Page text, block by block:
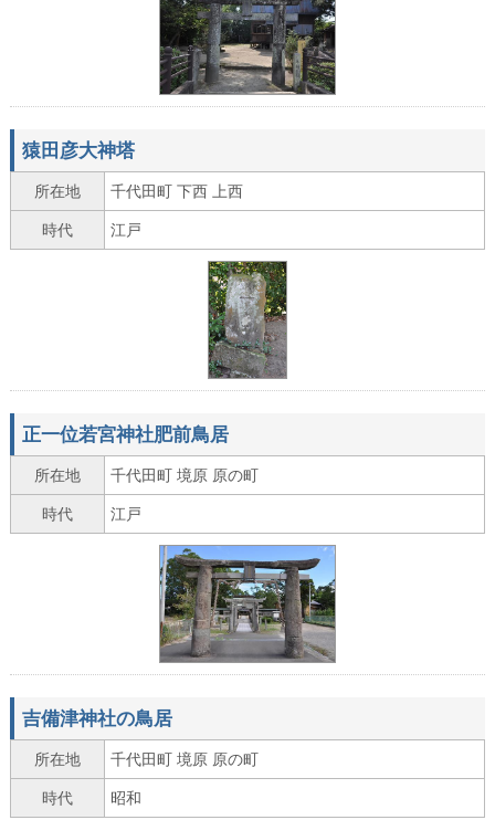
猿田彦大神塔
所在地 千代田町 下西 上西
時代 江戸
正一位若宮神社肥前鳥居
所在地 千代田町 境原 原の町
時代 江戸
吉備津神社の鳥居
所在地 千代田町 境原 原の町
時代 昭和